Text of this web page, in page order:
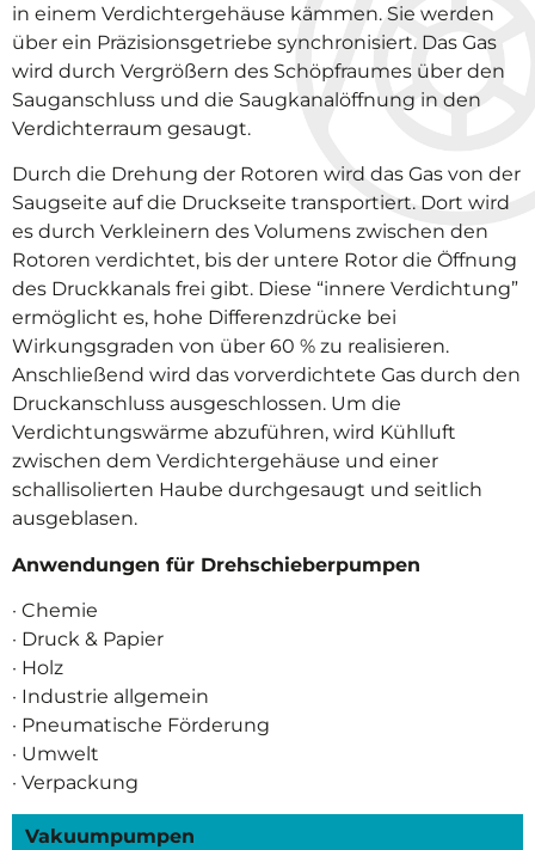
in einem Verdichtergehäuse kämmen. Sie werden
über ein Präzisionsgetriebe synchronisiert. Das Gas
wird durch Vergrößern des Schöpfraumes über den
Sauganschluss und die Saugkanalöffnung in den
Verdichterraum gesaugt.
Durch die Drehung der Rotoren wird das Gas von der
Saugseite auf die Druckseite transportiert. Dort wird
es durch Verkleinern des Volumens zwischen den
Rotoren verdichtet, bis der untere Rotor die Öffnung
des Druckkanals frei gibt. Diese “innere Verdichtung”
ermöglicht es, hohe Differenzdrücke bei
Wirkungsgraden von über 60 % zu realisieren.
Anschließend wird das vorverdichtete Gas durch den
Druckanschluss ausgeschlossen. Um die
Verdichtungswärme abzuführen, wird Kühlluft
zwischen dem Verdichtergehäuse und einer
schallisolierten Haube durchgesaugt und seitlich
ausgeblasen.
Anwendungen für Drehschieberpumpen
· Chemie
· Druck & Papier
· Holz
· Industrie allgemein
· Pneumatische Förderung
· Umwelt
· Verpackung
Vakuumpumpen